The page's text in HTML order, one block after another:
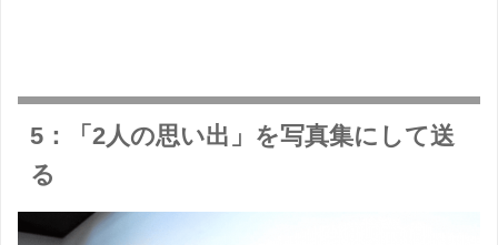
5：「2人の思い出」を写真集にして送
る